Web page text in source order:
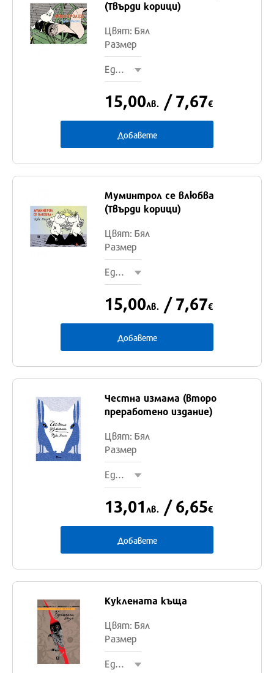
(Твърди корици)
Цвят: Бял
Размер
Един размер
Един
размер
15,00лв. / 7,67€
Добавете
Муминтрол се влюбва
(Твърди корици)
Цвят: Бял
Размер
Един размер
Един
размер
15,00лв. / 7,67€
Добавете
Честна измама (второ
преработено издание)
Цвят: Бял
Размер
Един размер
Един
размер
13,01 лв. / 6,65€
Добавете
Куклената къща
Цвят: Бял
Размер
Един размер
Един
размер